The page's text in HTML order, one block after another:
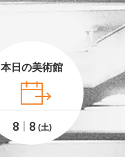
本日の美術館
8 8 (土)